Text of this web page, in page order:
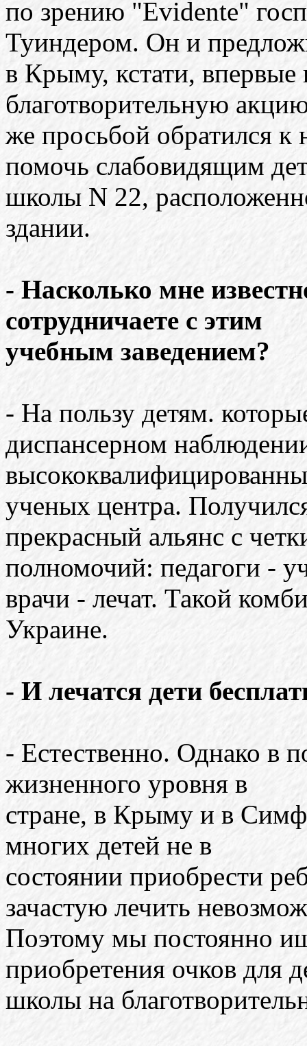
по зрению "Evidente"
Туиндером. Он и
в Крыму, кстати,
благотворительную
же просьбой обратился
помочь слабовидящим
школы N 22,
здании.
- Насколько мне
сотрудничаете с этим
учебным заведением?
- На пользу детям.
диспансерном
ученых центра.
прекрасный альянс с
полномочий: педагоги -
врачи - лечат. Такой
Украине.
- И лечатся дети
- Естественно. Однако в
жизненного уровня в
стране, в Крыму и в
многих детей не в
состоянии приобрести
зачастую лечить
Поэтому мы постоянно
приобретения очков для
школы на